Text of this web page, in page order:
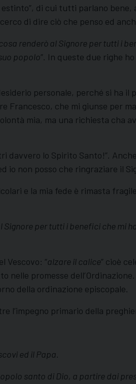
di cui tutti parlano bene,
di dire ciò che penso ed
renderò al Signore per tutti i
popolo”. In queste due righe
personale, perché si ha
che mi giunse per
mia, ma una richiesta cha
davvero lo Spirito Santo!”.
io non posso che ringraziare il
e la mia fede è rimasta
Signore per tutti i benefici che mi
Vescovo: “alzare il calice” cioè
nelle promesse
della ordinazione episcopale.
l’impegno primario della
ed il Papa.
santo di Dio, a partire dai